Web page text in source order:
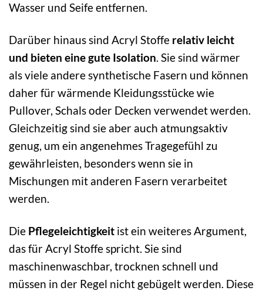
Wasser und Seife entfernen.
Darüber hinaus sind Acryl Stoffe relativ leicht
und bieten eine gute Isolation. Sie sind wärmer
als viele andere synthetische Fasern und können
daher für wärmende Kleidungsstücke wie
Pullover, Schals oder Decken verwendet werden.
Gleichzeitig sind sie aber auch atmungsaktiv
genug, um ein angenehmes Tragegefühl zu
gewährleisten, besonders wenn sie in
Mischungen mit anderen Fasern verarbeitet
werden.
Die Pflegeleichtigkeit ist ein weiteres Argument,
das für Acryl Stoffe spricht. Sie sind
maschinenwaschbar, trocknen schnell und
müssen in der Regel nicht gebügelt werden. Diese